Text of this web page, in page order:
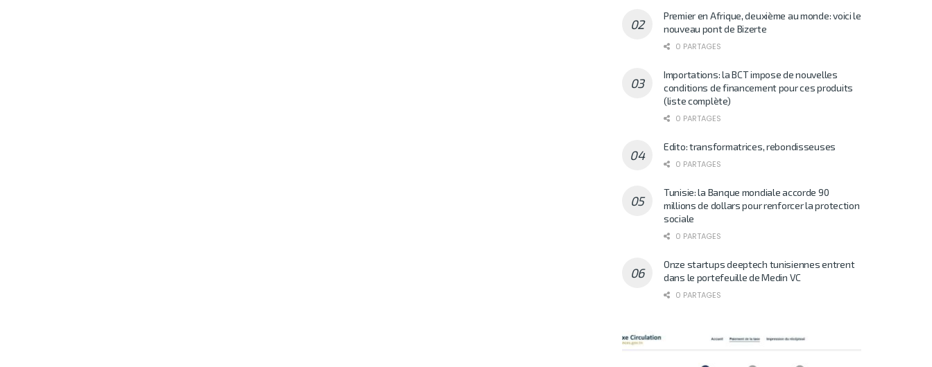
Premier en Afrique, deuxième au monde: voici le
nouveau pont de Bizerte
0 PARTAGES
Importations: la BCT impose de nouvelles
conditions de financement pour ces produits
(liste complète)
0 PARTAGES
Edito: transformatrices, rebondisseuses
0 PARTAGES
Tunisie: la Banque mondiale accorde 90
millions de dollars pour renforcer la protection
sociale
0 PARTAGES
Onze startups deeptech tunisiennes entrent
dans le portefeuille de Medin VC
0 PARTAGES